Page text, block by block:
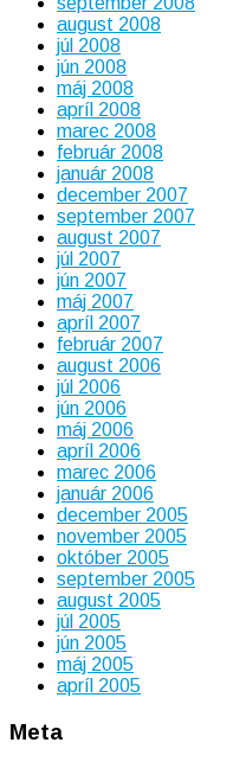
august 2008
júl 2008
jún 2008
máj 2008
apríl 2008
marec 2008
február 2008
január 2008
december 2007
september 2007
august 2007
júl 2007
jún 2007
máj 2007
apríl 2007
február 2007
august 2006
júl 2006
jún 2006
máj 2006
apríl 2006
marec 2006
január 2006
december 2005
november 2005
október 2005
september 2005
august 2005
júl 2005
jún 2005
máj 2005
apríl 2005
Meta